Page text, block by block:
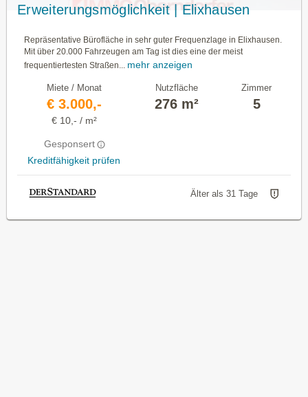
Erweiterungsmöglichkeit | Elixhausen
Repräsentative Bürofläche in sehr guter Frequenzlage in Elixhausen.
Mit über 20.000 Fahrzeugen am Tag ist dies eine der meist
frequentiertesten Straßen... mehr anzeigen
Miete / Monat
€ 3.000,-
€ 10,- / m²
Gesponsert
Kreditfähigkeit prüfen
Nutzfläche
276 m²
Zimmer
5
Älter als 31 Tage